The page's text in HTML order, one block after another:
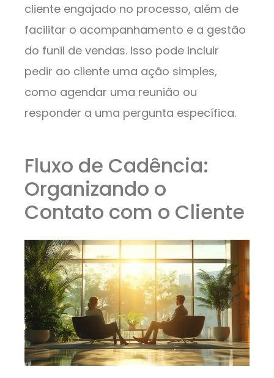
cliente engajado no processo, além de
facilitar o acompanhamento e a gestão
do funil de vendas. Isso pode incluir
pedir ao cliente uma ação simples,
como agendar uma reunião ou
responder a uma pergunta específica.
Fluxo de Cadência:
Organizando o
Contato com o Cliente